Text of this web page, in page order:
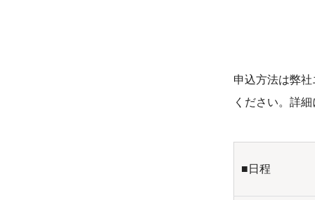
申込方法は弊
ください。詳
■日程